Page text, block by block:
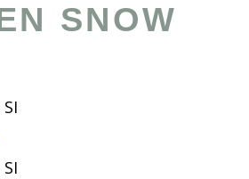
SNOW
SI
SI